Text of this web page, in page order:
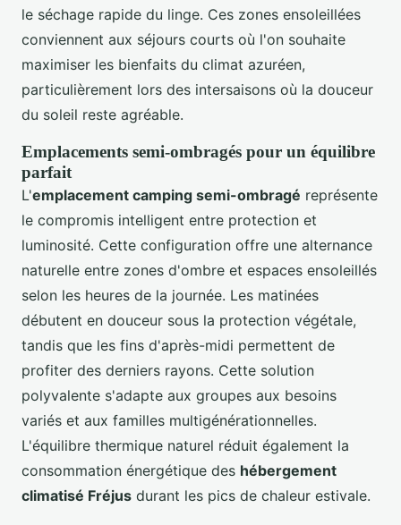
le séchage rapide du linge. Ces zones ensoleillées
conviennent aux séjours courts où l'on souhaite
maximiser les bienfaits du climat azuréen,
particulièrement lors des intersaisons où la douceur
du soleil reste agréable.
Emplacements semi-ombragés pour un équilibre
parfait
L'emplacement camping semi-ombragé représente
le compromis intelligent entre protection et
luminosité. Cette configuration offre une alternance
naturelle entre zones d'ombre et espaces ensoleillés
selon les heures de la journée. Les matinées
débutent en douceur sous la protection végétale,
tandis que les fins d'après-midi permettent de
profiter des derniers rayons. Cette solution
polyvalente s'adapte aux groupes aux besoins
variés et aux familles multigénérationnelles.
L'équilibre thermique naturel réduit également la
consommation énergétique des hébergement
climatisé Fréjus durant les pics de chaleur estivale.